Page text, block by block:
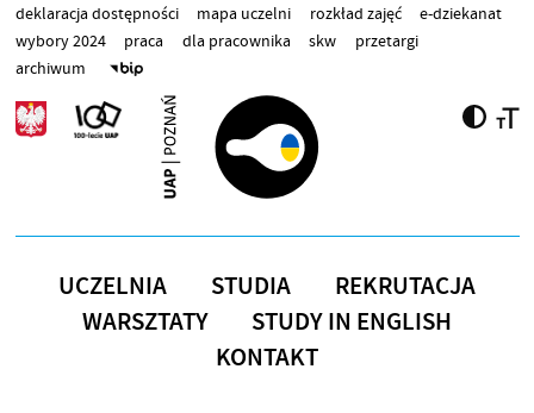
Przejdź do treści
deklaracja dostępności mapa uczelni rozkład zajęć
e-dziekanat
wybory 2024
praca dla pracownika skw
przetargi
archiwum
UCZELNIA STUDIA
REKRUTACJA
WARSZTATY
STUDY IN ENGLISH
KONTAKT